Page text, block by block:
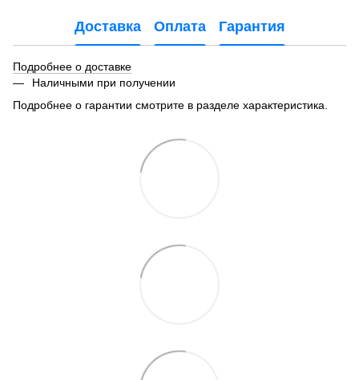
Доставка Оплата Гарантия
Подробнее о доставке
Наличными при получении
Подробнее о гарантии смотрите в разделе характеристика.